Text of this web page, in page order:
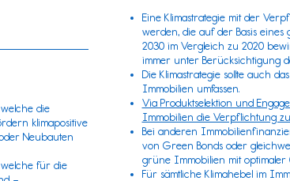
die
klimapositive
Neubauten
für die
Eine Klimastrategie mit der
werden, die auf der Basis
2030 im Vergleich zu 2020
immer unter Berücksichtigung
Die Klimastrategie sollte auch
Immobilien umfassen.
Via Produktselektion und
Immobilien die Verpflichtung
Bei anderen
von Green Bonds oder
grüne Immobilien mit optimaler
Für sämtliche Klimahebel im